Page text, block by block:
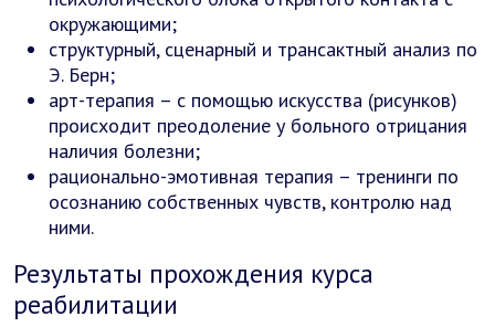
окружающими;
структурный, сценарный и трансактный анализ по
Э. Берн;
арт-терапия – с помощью искусства (рисунков)
происходит преодоление у больного отрицания
наличия болезни;
рационально-эмотивная терапия – тренинги по
осознанию собственных чувств, контролю над
ними.
Результаты прохождения курса
реабилитации